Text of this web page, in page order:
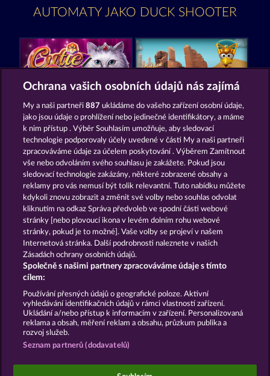
AUTOMATY JAKO DUCK SHOOTER
Cutie Cat Golden Ei of Moorhuhn
Black Beauty Majestic King
Podmínky Prohlášení o Soukromí a Cookies
Kontakt Společnost Časté dotazy
Podat Žádost o Odstoupení
Sociální kasinové hry jsou určeny výhradně k
Ochrana vašich osobních údajů nás zajímá
My a naši partneři887 ukládáme do vašeho zařízení osobní údaje,
jako jsou údaje o prohlížení nebo jedinečné identifikátory, a máme
k nim přístup . Výběr Souhlasím umožňuje, aby sledovací
technologie podporovaly účely uvedené v části My a naši partneři
zpracováváme údaje za účelem poskytování . Výběrem Zamítnout
vše nebo odvoláním svého souhlasu je zakážete. Pokud jsou
sledovací technologie zakázány, některé zobrazené obsahy a
reklamy pro vás nemusí být tolik relevantní. Tuto nabídku můžete
kdykoli znovu zobrazit a změnit své volby nebo souhlas odvolat
kliknutím na odkaz Správa předvoleb ve spodní části webové
stránky [nebo plovoucí ikona v levém dolním rohu webové
stránky, pokud je to možné]. Vaše volby se projeví v našem
Internetová stránka. Další podrobnosti naleznete v našich
Zásadách ochrany osobních údajů.
Společně s našimi partnery zpracováváme údaje s tímto
cílem:
Používání přesných údajů o geografické poloze. Aktivní
vyhledávání identifikačních údajů v rámci vlastností zařízení.
Ukládání a/nebo přístup k informacím v zařízení. Personalizovaná
reklama a obsah, měření reklam a obsahu, průzkum publika a
rozvoj služeb.
Seznam partnerů (dodavatelů)